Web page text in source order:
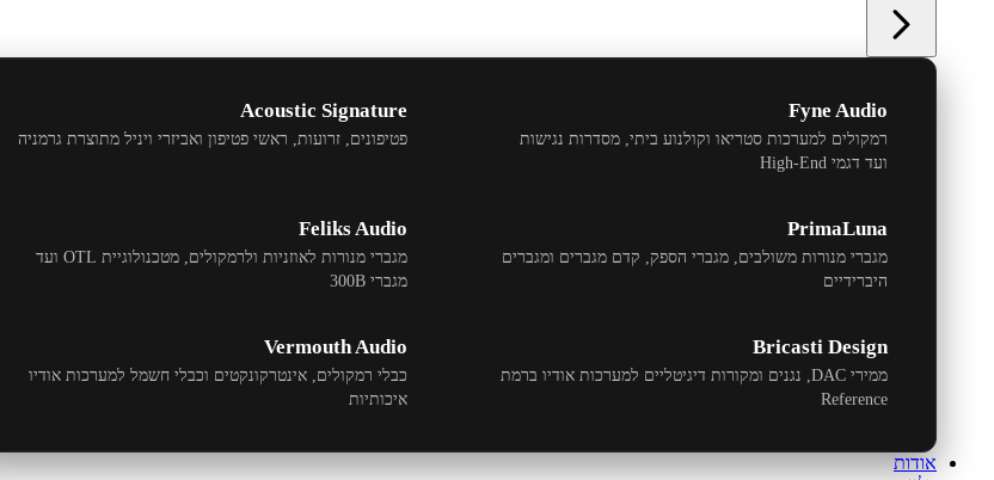
Fyne Audio
רמקולים למערכות סטריאו וקולנוע ביתי, מסדרות נגישות
ועד דגמי High-End
Acoustic Signature
פטיפונים, זרועות, ראשי פטיפון ואביזרי ויניל מתוצרת גרמניה
PrimaLuna
מגברי מנורות משולבים, מגברי הספק, קדם מגברים ומגברים
היברידיים
Feliks Audio
מגברי מנורות לאוזניות ולרמקולים, מטכנולוגיית OTL ועד
מגברי 300B
Bricasti Design
ממירי DAC, נגנים ומקורות דיגיטליים למערכות אודיו ברמת
Reference
Vermouth Audio
כבלי רמקולים, אינטרקונקטים וכבלי חשמל למערכות אודיו
איכותיות
אודות